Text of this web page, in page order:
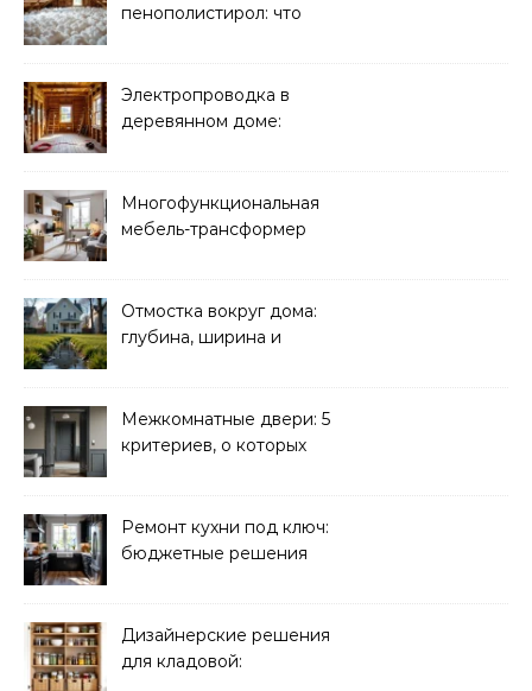
пенополистирол: что
Электропроводка в
деревянном доме:
Многофункциональная
мебель-трансформер
Отмостка вокруг дома:
глубина, ширина и
Межкомнатные двери: 5
критериев, о которых
Ремонт кухни под ключ:
бюджетные решения
Дизайнерские решения
для кладовой: